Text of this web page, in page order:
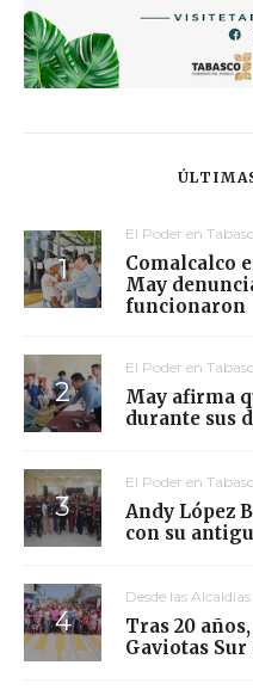
El Poder en
Comalcalco
May
funcionaron
El Poder en
May afirma
durante sus
El Poder en
Andy López
con su
Desde las Alcaldías
Tras 20
Gaviotas Sur